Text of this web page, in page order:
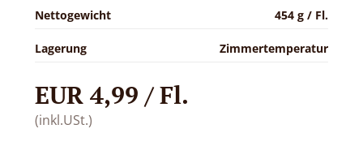
Nettogewicht 454 g / Fl.
Lagerung Zimmertemperatur
EUR 4,99 / Fl.
(inkl.USt.)